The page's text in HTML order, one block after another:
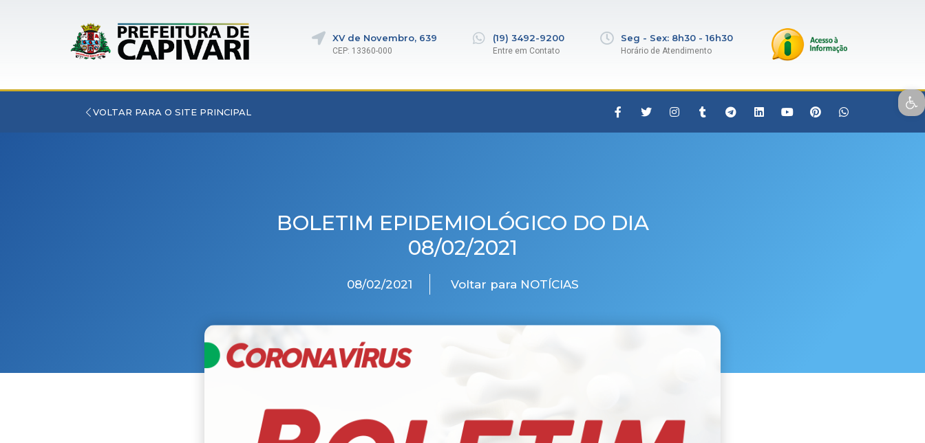
Open toolbar
XV de Novembro, 639
CEP: 13360-000
(19) 3492-9200
Entre em Contato
Seg - Sex: 8h30 - 16h30
Horário de Atendimento
VOLTAR PARA O SITE PRINCIPAL
BOLETIM EPIDEMIOLÓGICO DO DIA
08/02/2021
08/02/2021 Voltar para NOTÍCIAS